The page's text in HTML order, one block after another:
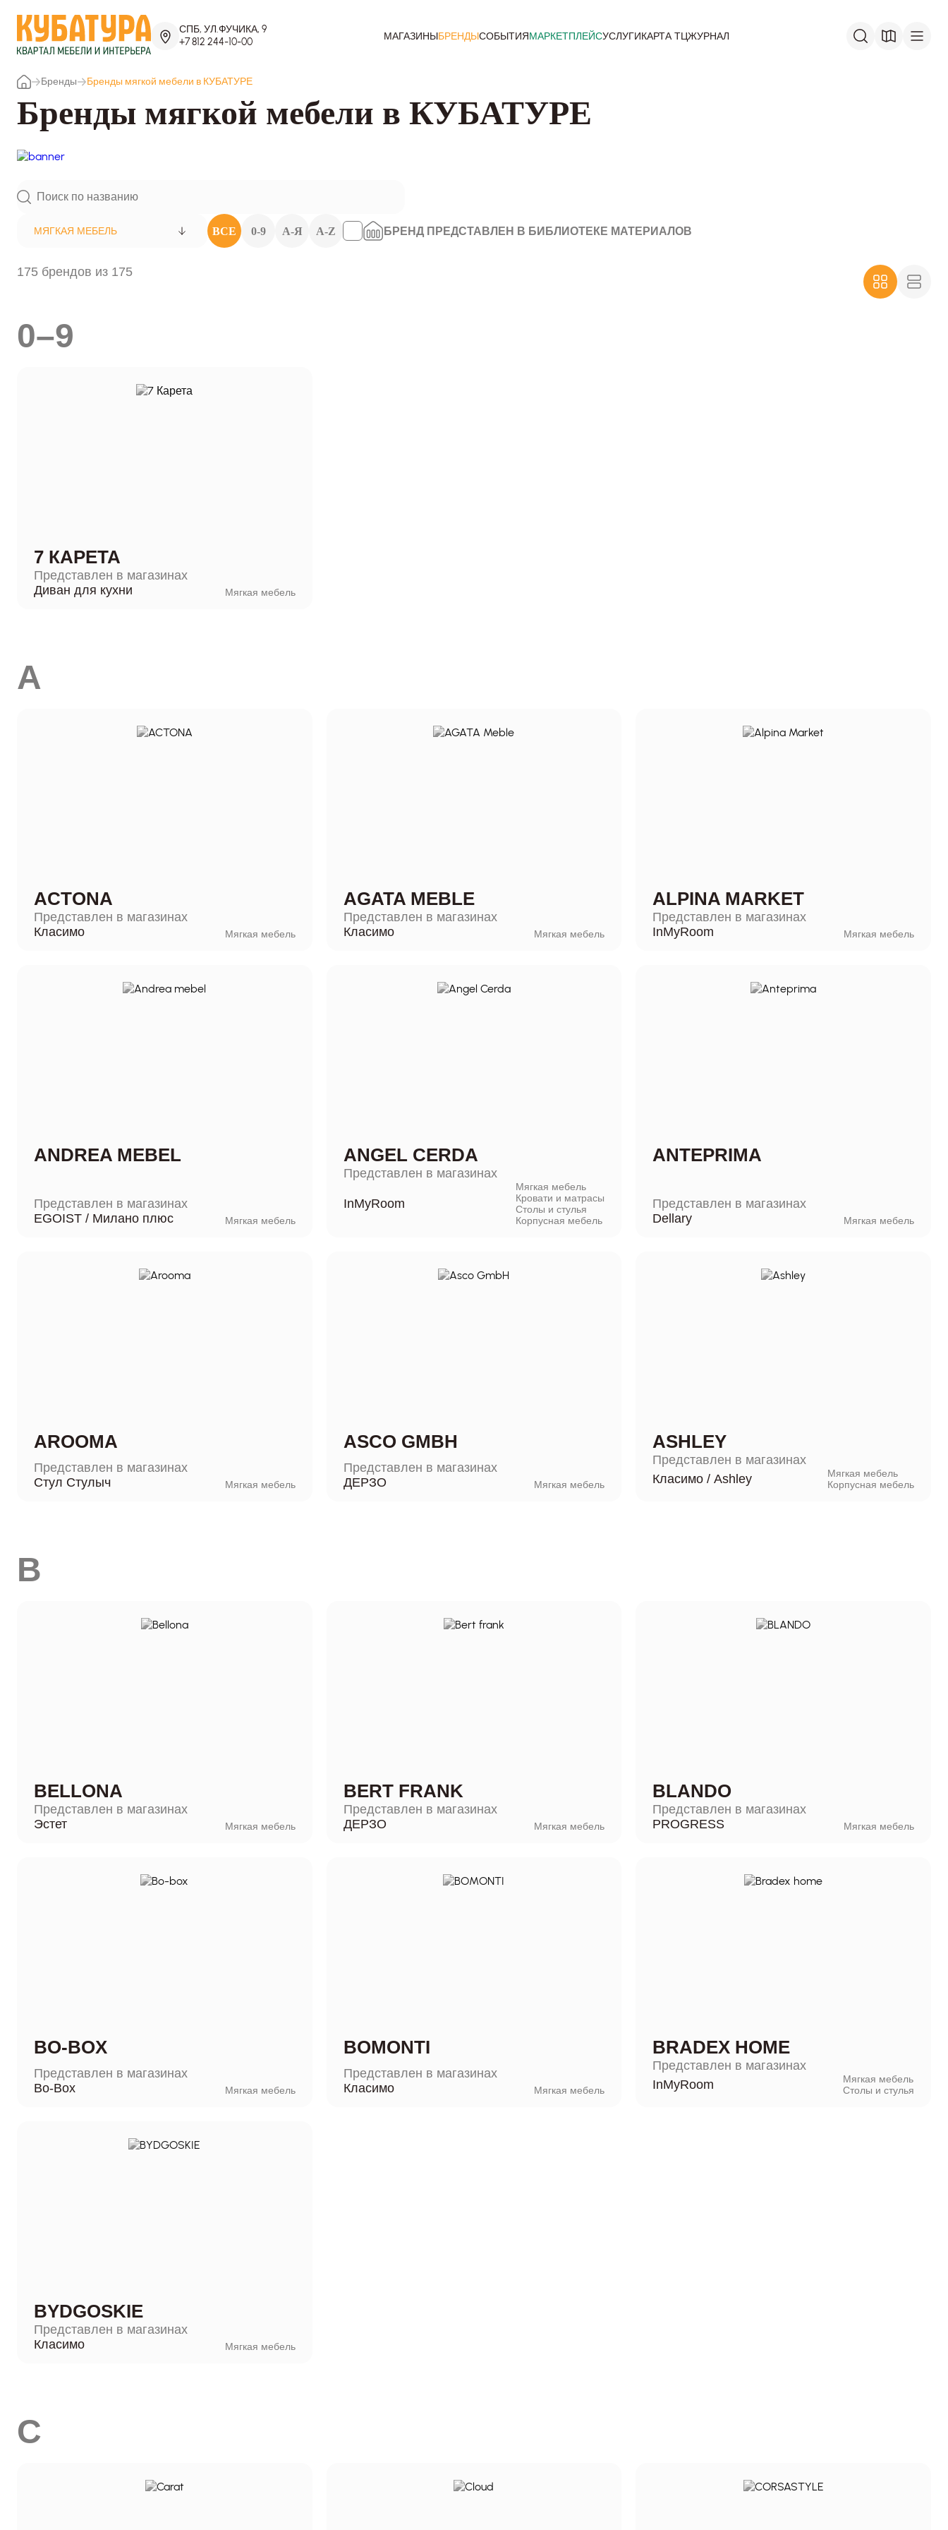
СПБ, УЛ.ФУЧИКА, 9
+7 812 244-10-00
МАГАЗИНЫБРЕНДЫСОБЫТИЯМАРКЕТПЛЕЙСУСЛУГИКАРТА ТЦЖУРНАЛ
Бренды Бренды мягкой мебели в КУБАТУРЕ
Бренды мягкой мебели в КУБАТУРЕ
МЯГКАЯ МЕБЕЛЬ ВСЕ 0-9 А-Я A-Z БРЕНД ПРЕДСТАВЛЕН В БИБЛИОТЕКЕ МАТЕРИАЛОВ
175 брендов из 175
0–9
7 КАРЕТА
Представлен в магазинах
Диван для кухни
Мягкая мебель
A
ACTONA
Представлен в магазинах
Класимо
Мягкая мебель
AGATA MEBLE
Представлен в магазинах
Класимо
Мягкая мебель
ALPINA MARKET
Представлен в магазинах
InMyRoom
Мягкая мебель
ANDREA MEBEL
Представлен в магазинах
EGOIST / Милано плюс Мягкая мебель
ANGEL CERDA
Представлен в магазинах
InMyRoom
Мягкая мебель
Кровати и матрасы
Столы и стулья
Корпусная мебель
ANTEPRIMA
Представлен в магазинах
Dellary
Мягкая мебель
AROOMA
Представлен в магазинах
Стул Стулыч
Мягкая мебель
ASCO GMBH
Представлен в магазинах
ДЕРЗО
Мягкая мебель
ASHLEY
Представлен в магазинах
Класимо /Ashley
Мягкая мебель
Корпусная мебель
B
BELLONA
Представлен в магазинах
Эстет
Мягкая мебель
BERT FRANK
Представлен в магазинах
ДЕРЗО
Мягкая мебель
BLANDO
Представлен в магазинах
PROGRESS
Мягкая мебель
BO-BOX
Представлен в магазинах
Bo-Box
Мягкая мебель
BOMONTI
Представлен в магазинах
Класимо
Мягкая мебель
BRADEX HOME
Представлен в магазинах
InMyRoom
Мягкая мебель
Столы и стулья
BYDGOSKIE
Представлен в магазинах
Класимо
Мягкая мебель
C